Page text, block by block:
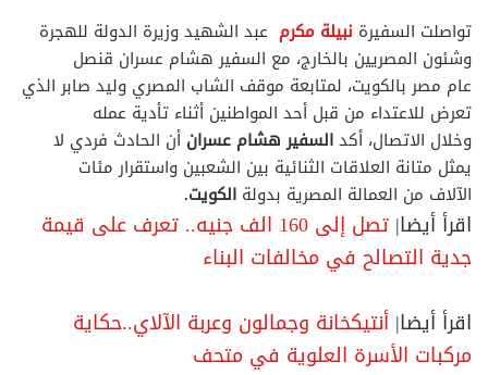
تواصلت السفيرة نبيلة مكرم عبد الشهيد وزيرة الدولة للهجرة
وشئون المصريين بالخارج، مع السفير هشام عسران قنصل
عام مصر بالكويت، لمتابعة موقف الشاب المصري وليد صابر الذي
تعرض للاعتداء من قبل أحد المواطنين أثناء تأدية عمله
وخلال الاتصال، أكدالسفير هشام عسران أن الحادث فردي لا
يمثل متانة العلاقات الثنائية بين الشعبين واستقرار مئات
الآلاف من العمالة المصرية بدولة الكويت.
اقرأ أيضا|
تصل إلى 160 الف جنيه.. تعرف على قيمة
جدية التصالح في مخالفات البناء
اقرأ أيضا| أنتيكخانة وجمالون وعربة الآلاي..حكاية
مركبات الأسرة العلوية في متحف